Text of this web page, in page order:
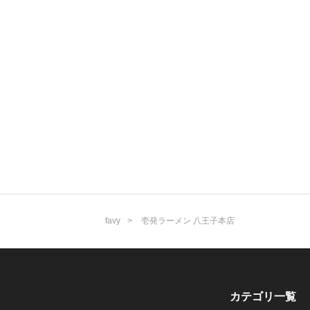
favy 壱発ラーメン 八王子本店
カテゴリ一覧